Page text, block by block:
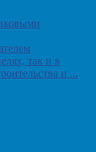
так и в
и ...